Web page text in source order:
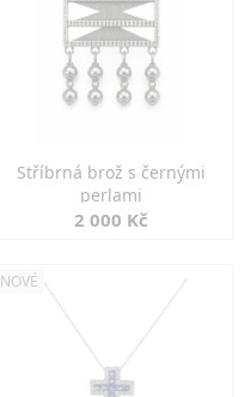
Stříbrná brož s černými
perlami
2 000 Kč
NOVÉ